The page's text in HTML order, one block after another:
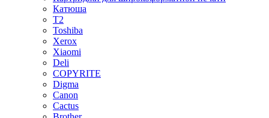
Катюша
T2
Toshiba
Xerox
Xiaomi
Deli
COPYRITE
Digma
Canon
Cactus